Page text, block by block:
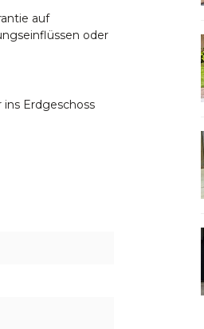
auf
oder
Erdgeschoss
rechts an einen